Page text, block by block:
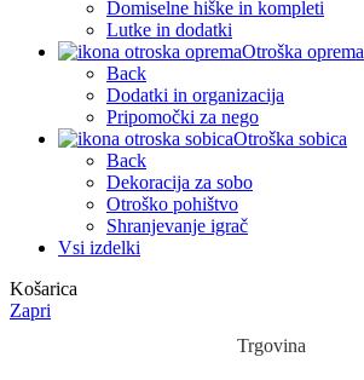
Domiselne hiške in kompleti
Lutke in dodatki
Otroška oprema
Back
Dodatki in organizacija
Pripomočki za nego
Otroška sobica
Back
Dekoracija za sobo
Otroško pohištvo
Shranjevanje igrač
Vsi izdelki
Košarica
Zapri
Trgovina